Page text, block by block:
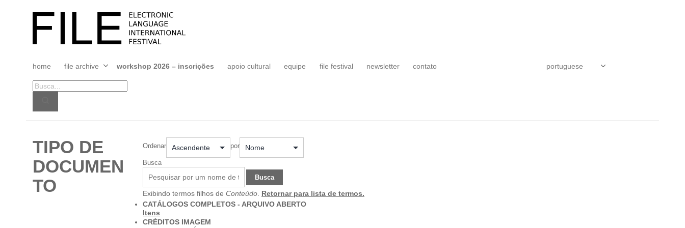
FILE
FESTIVAL
home file archive
Abrir
menu
workshop 2026 – inscrições apoio cultural equipe file festival newsletter contato
TIPO DE
DOCUMEN
TO
Ordenar por
Busca
Busca
Exibindo termos filhos de Conteúdo Retornar para lista de termos.
CATÁLOGOS COMPLETOS - ARQUIVO ABERTO
Itens
CRÉDITOS IMAGEM